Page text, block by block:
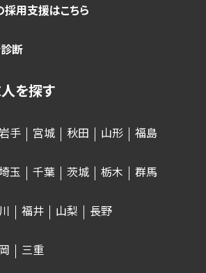
用支援はこちら
断
を探す
手 宮城 秋田 山形
福島
玉 千葉 茨城 栃木
群馬
福井 山梨
長野
三重